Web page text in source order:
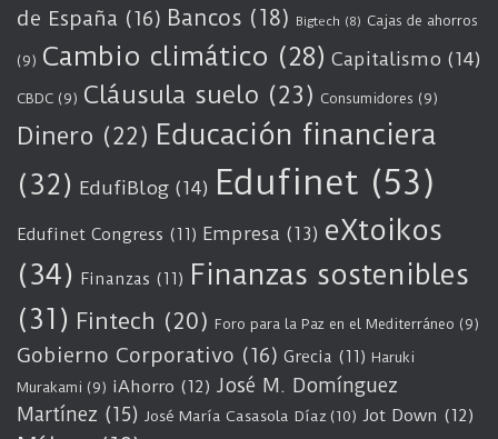
de España (16) Bancos (18) Bigtech (8) Cajas de ahorros
(9) Cambio climático (28) Capitalismo (14)
CBDC (9) Cláusula suelo (23) Consumidores (9)
Dinero (22) Educación financiera
(32) EdufiBlog (14) Edufinet (53)
Edufinet Congress (11) Empresa (13) eXtoikos
(34) Finanzas (11) Finanzas sostenibles
(31) Fintech (20) Foro para la Paz en el Mediterráneo (9)
Gobierno Corporativo (16) Grecia (11) Haruki
Murakami (9) iAhorro (12) José M. Domínguez
Martínez (15) José María Casasola Díaz(10) Jot Down (12)